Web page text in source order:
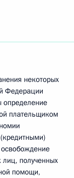
некоторых
Федерации
определение
плательщиком
лиц, полученных
помощи,